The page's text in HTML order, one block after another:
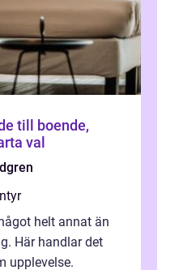
val
helt annat än
Här handlar det
upplevelse.